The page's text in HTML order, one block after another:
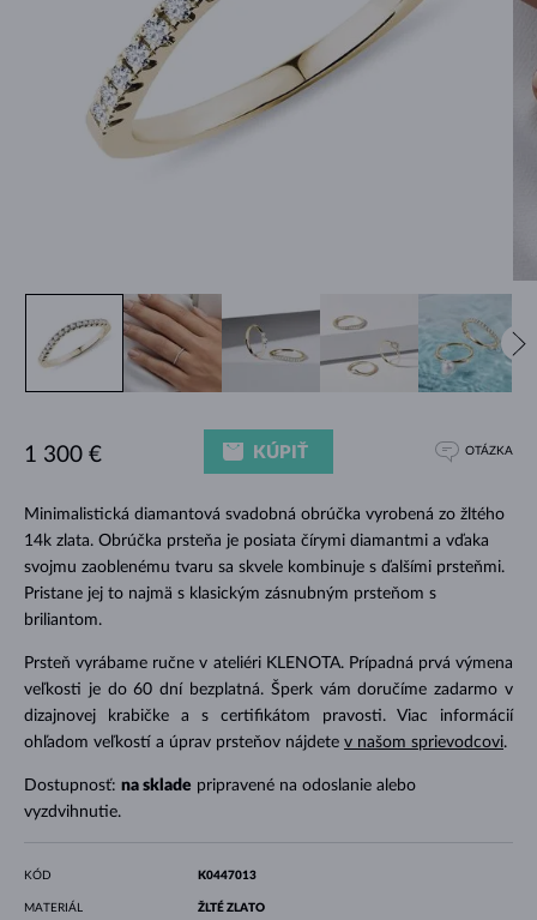
Minimalistická diamantová svadobná obrúčka vyrobená zo žltého
14k zlata. Obrúčka prsteňa je posiata čírymi diamantmi a vďaka
svojmu zaoblenému tvaru sa skvele kombinuje s ďalšími prsteňmi.
Pristane jej to najmä s klasickým zásnubným prsteňom s
briliantom.
Prsteň vyrábame ručne v ateliéri KLENOTA. Prípadná prvá výmena
veľkosti je do 60 dní bezplatná. Šperk vám doručíme zadarmo v
dizajnovej krabičke a s certifikátom pravosti. Viac informácií
ohľadom veľkostí a úprav prsteňov nájdete v našom sprievodcovi.
Dostupnosť: na sklade pripravené na odoslanie alebo
vyzdvihnutie.
1 300 € KÚPIŤ OTÁZKA
KÓD K0447013
MATERIÁL
ŽLTÉ ZLATO